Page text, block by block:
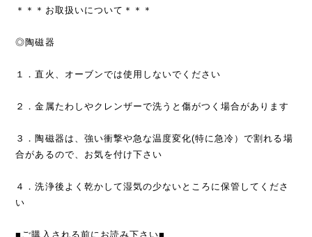
＊＊＊お取扱いについて＊＊＊
◎陶磁器
１．直火、オーブンでは使用しないでください
２．金属たわしやクレンザーで洗うと傷がつく場合があります
３．陶磁器は、強い衝撃や急な温度変化(特に急冷）で割れる場
合があるので、お気を付け下さい
４．洗浄後よく乾かして湿気の少ないところに保管してくださ
い
■ご購入される前にお読み下さい■